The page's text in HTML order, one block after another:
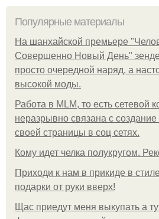
Популярные материалы
На шанхайской премьере
Совершенно Новый День"
просто очередной наряд, а
высокой моды.
Работа в MLM, то есть сетевой
неразрывно связана с создание
своей страницы в соц сетях.
Кому идет челка полукругом.
Приходи к нам в прикиде в
подарки от руки вверх!
Щас приедут меня выкупать а